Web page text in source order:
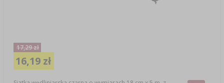
17,29 zł
16,19 zł